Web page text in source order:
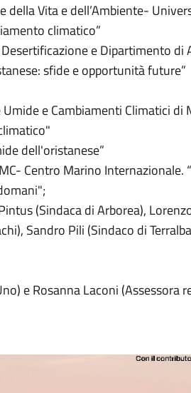
Vita e dell’Ambiente-
climatico”
e Dipartimento di
sfide e opportunità future”
e Cambiamenti Climatici di
dell'oristanese”
Centro Marino Internazionale.
(Sindaca di Arborea),
Sandro Pili (Sindaco di
e Rosanna Laconi (Assessora